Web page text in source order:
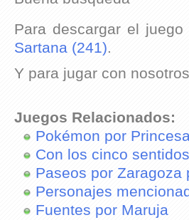
Para descargar el
Sartana (241).
Y para jugar con
Juegos Relacionados:
Pokémon por
Con los cinco
Paseos por Zaragoza
Personajes
Fuentes por Maruja